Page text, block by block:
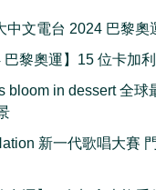
中文電台 2024 巴黎奧
巴黎奧運】15 位卡加
bloom in dessert 全球
新一代歌唱大賽